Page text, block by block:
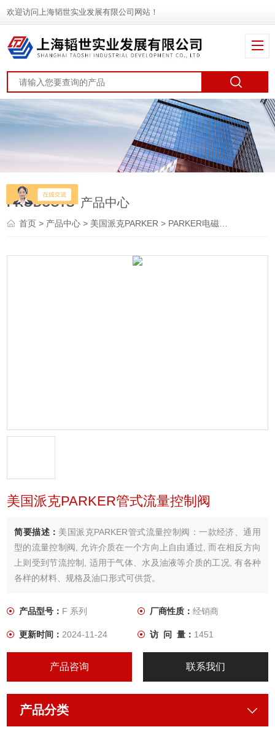
欢迎访问上海韬世实业发展有限公司网站！
PRODUCTS 产品中心
首页> 产品中心 > 美国派克PARKER > PARKER电磁阀
美国派克PARKER管式流量控制阀
简要描述： 美国派克PARKER管式流量控制阀：一款经济、通用
型的流量控制阀, 允许介质在一个方向上自由通过, 而在相反方向
上则受到节流控制, 适用于气体、水及油液等介质的工况, 有各种
各样的材料、规格及油口形式可供货。
产品型号： F 系列 厂商性质： 经销商
更新时间：2024-11-24 访 问 量： 1451
产品咨询 联系我们
产品分类